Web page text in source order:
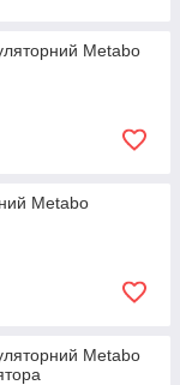
Metabo
Metabo
Metabo